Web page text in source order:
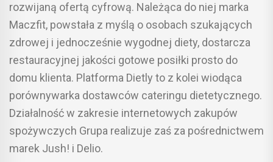
rozwijaną ofertą cyfrową. Należąca do niej marka
Maczfit, powstała z myślą o osobach szukających
zdrowej i jednocześnie wygodnej diety, dostarcza
restauracyjnej jakości gotowe posiłki prosto do
domu klienta. Platforma Dietly to z kolei wiodąca
porównywarka dostawców cateringu dietetycznego.
Działalność w zakresie internetowych zakupów
spożywczych Grupa realizuje zaś za pośrednictwem
marek Jush! i Delio.